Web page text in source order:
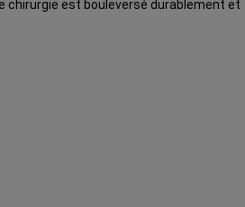
chirurgie est bouleversé durablement et